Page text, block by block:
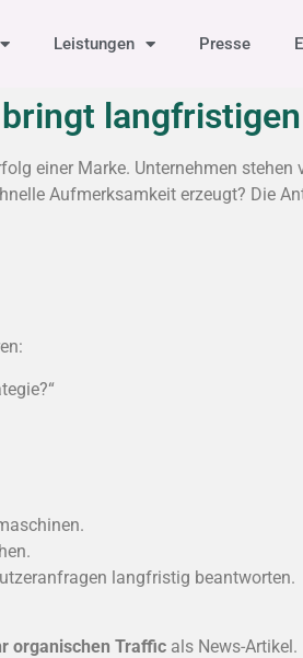
Leistungen Presse
einer Marke. Unternehmen stehen
Aufmerksamkeit erzeugt? Die
langfristig beantworten.
organischen Traffic als News-Artikel.